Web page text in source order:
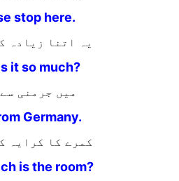
stop here.
یہ اتنا زیادہ
it so much?
میں جرمنی
Germany.
کمرے کا کرایہ
is the room?